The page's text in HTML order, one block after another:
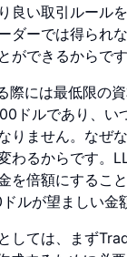
良い取引ルール
ダーでは得られ
ができるからです
際には最低限の
ドルであり、い
りません。なぜ
わるからです。
を倍額にするこ
ルが望ましい金
しては、まず